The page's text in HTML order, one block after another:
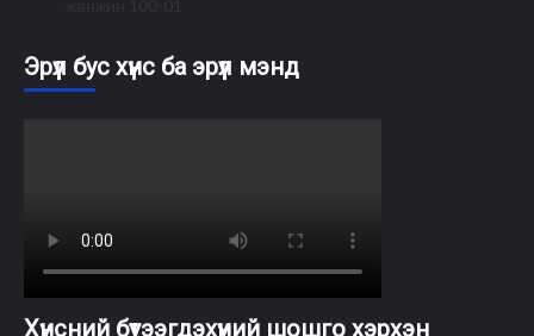
Эрүүл бус хүнс ба эрүүл мэнд
Хүнсний бүтээгдэхүүний шошго хэрхэн